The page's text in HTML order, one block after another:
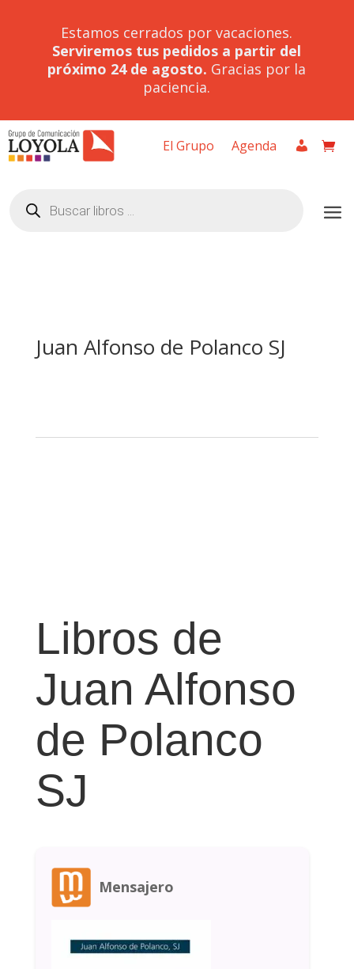
Estamos cerrados por vacaciones.
Serviremos tus pedidos a partir del
próximo 24 de agosto. Gracias por la
paciencia.
El Grupo Agenda
productos
Juan Alfonso de Polanco SJ
Libros de
Juan Alfonso
de Polanco
SJ
Mensajero